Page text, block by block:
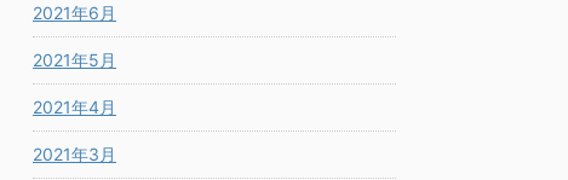
2021年6月
2021年5月
2021年4月
2021年3月